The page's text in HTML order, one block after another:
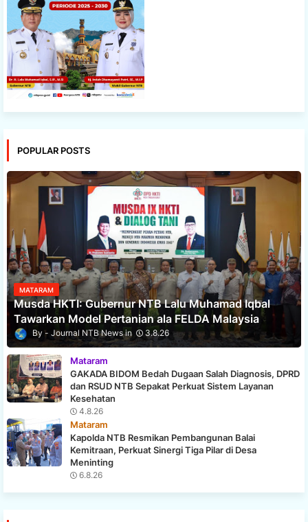
POPULAR POSTS
MATARAM
Musda HKTI: Gubernur NTB Lalu Muhamad Iqbal
Tawarkan Model Pertanian ala FELDA Malaysia
Journal NTB News 3.8.26
Mataram
GAKADA BIDOM Bedah Dugaan Salah Diagnosis, DPRD
dan RSUD NTB Sepakat Perkuat Sistem Layanan
Kesehatan
4.8.26
Mataram
Kapolda NTB Resmikan Pembangunan Balai
Kemitraan, Perkuat Sinergi Tiga Pilar di Desa
Meninting
6.8.26